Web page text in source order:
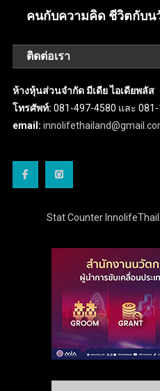
คนกับความคิด ชีวิตกับน
ติดต่อเรา
ห้างหุ้นส่วนจำกัด มีเดีย ไอเดียพลัส
โทรศัพท์: 081-497-4580 และ
email:
Stat Counter